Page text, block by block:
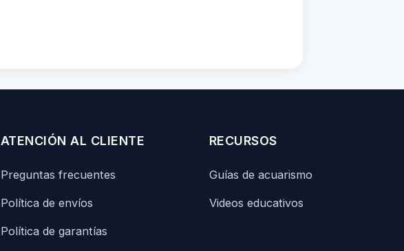
ATENCIÓN AL CLIENTE
Preguntas frecuentes
Política de envíos
Política de garantías
RECURSOS
Guías de acuarismo
Videos educativos